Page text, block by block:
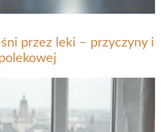
przez leki – przyczyny i